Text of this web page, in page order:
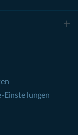
Einstellungen